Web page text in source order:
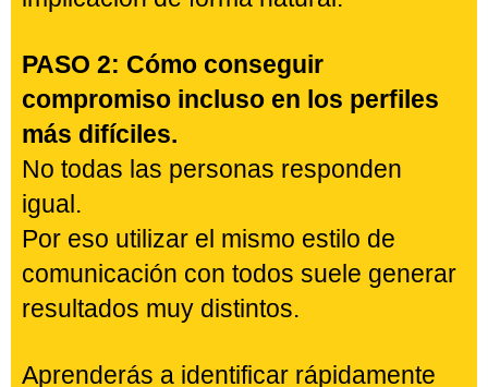
psicológicas hacen que una persona
quiera asumir responsabilidades y
cómo activarlas desde tu comunicación
diaria.
Dejarás de intentar convencer al
equipo para empezar a despertar su
implicación de forma natural.